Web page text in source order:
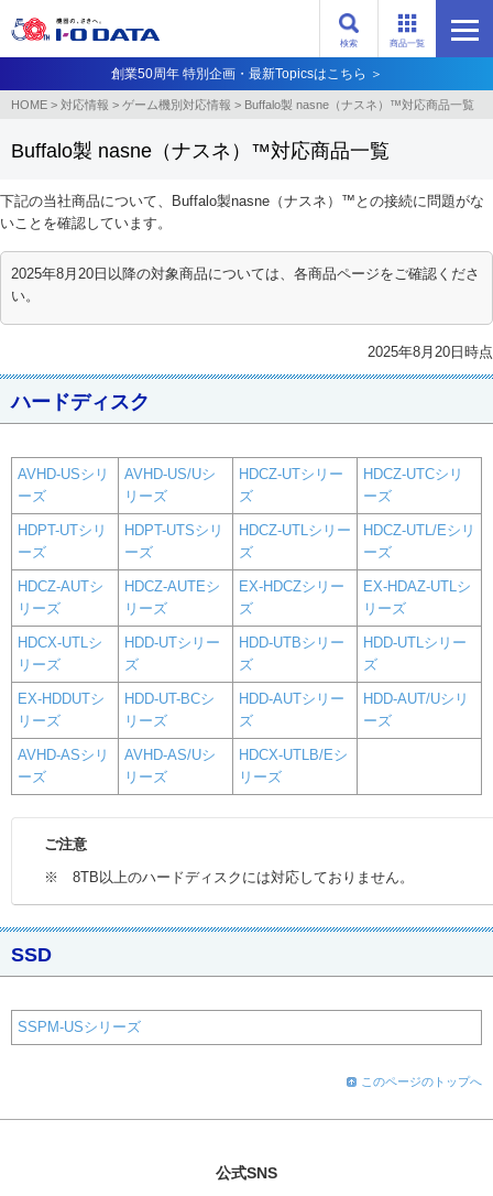
商品一覧
検索
創業50周年 特別企画・最新Topicsはこちら ＞
HOME > 対応情報 > ゲーム機別対応情報 > Buffalo製 nasne（ナスネ）™対応商品一覧
Buffalo製 nasne（ナスネ）™対応商品一覧
下記の当社商品について、Buffalo製nasne（ナスネ）™との接続に問題がな
いことを確認しています。
2025年8月20日以降の対象商品については、各商品ページをご確認くださ
い。
2025年8月20日時点
ハードディスク
AVHD-USシリ
ーズ
AVHD-US/Uシ
リーズ
HDCZ-UTシリー
ズ
HDCZ-UTCシリ
ーズ
HDPT-UTシリ
ーズ
HDPT-UTSシリ
ーズ
HDCZ-UTLシリー
ズ
HDCZ-UTL/Eシリ
ーズ
HDCZ-AUTシ
リーズ
HDCZ-AUTEシ
リーズ
EX-HDCZシリー
ズ
EX-HDAZ-UTLシ
リーズ
HDCX-UTLシ
リーズ
HDD-UTシリー
ズ
HDD-UTBシリー
ズ
HDD-UTLシリー
ズ
EX-HDDUTシ
リーズ
HDD-UT-BCシ
リーズ
HDD-AUTシリー
ズ
HDD-AUT/Uシリ
ーズ
AVHD-ASシリ
ーズ
AVHD-AS/Uシ
リーズ
HDCX-UTLB/Eシ
リーズ
ご注意
※ 8TB以上のハードディスクには対応しておりません。
SSD
SSPM-USシリーズ
このページのトップへ
公式SNS